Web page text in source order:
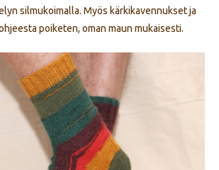
silmukoimalla. Myös kärkikavennukset ja
poiketen, oman maun mukaisesti.